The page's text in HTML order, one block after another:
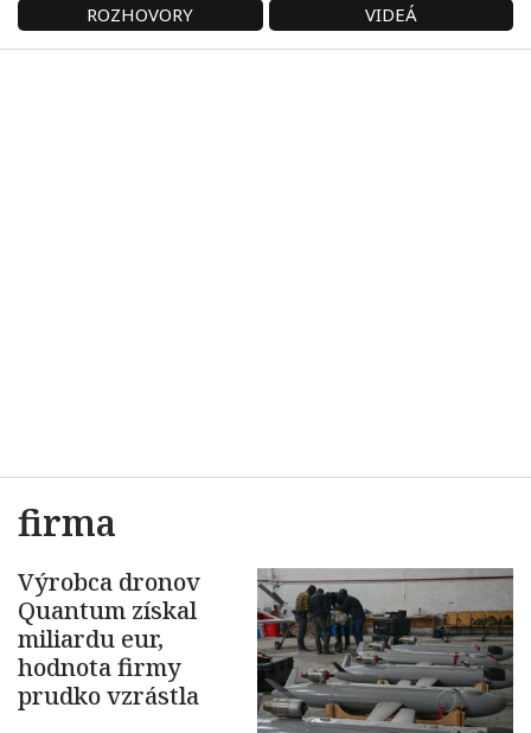
ROZHOVORY
VIDEÁ
firma
Výrobca dronov
Quantum získal
miliardu eur,
hodnota firmy
prudko vzrástla